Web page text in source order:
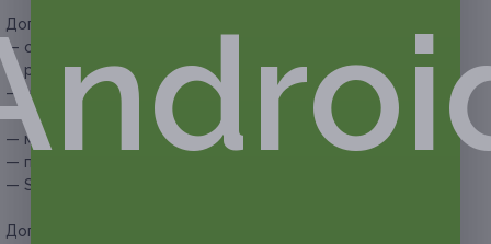
Дополнительные преимущества:
— снятие гель-лака — 200 руб.;
— ремонт одного ногтя (акрил) — 200 руб.;
— несложный дизайн — 100 руб.;
— покрытие лечебным лаком — 100 руб.;
— массаж рук — 100 руб.;
— парафинотерапия — 300 руб.;
— SPA-процедура для рук (ног) — 300 руб.
Дополнительные услуги, которые можно приобрести при